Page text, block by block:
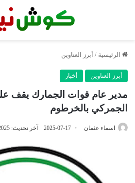
الرئيسية / أبرز العناوين
أبرز العناوين أخبار
مدير عام قوات الجمارك يقف
الجمركي بالخرطوم
اسماء عثمان 2025-07-17 آخر تحديث: 2025-07-17